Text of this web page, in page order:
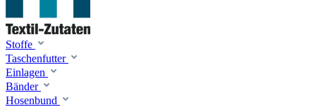
Stoffe
Taschenfutter
Einlagen
Bänder
Hosenbund